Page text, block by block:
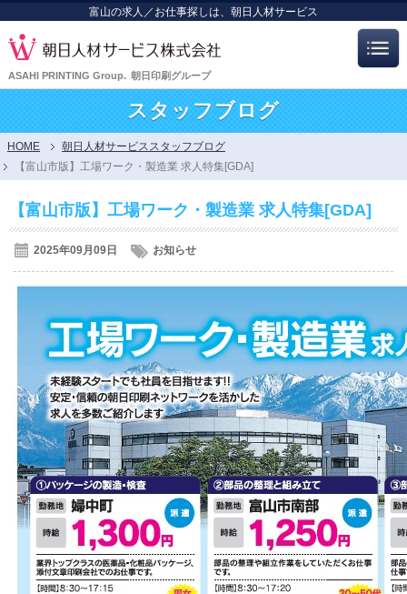
富山の求人／お仕事探しは、朝日人材サービス
ASAHI PRINTING Group. 朝日印刷グループ
スタッフブログ
HOME
朝日人材サービススタッフブログ
【富山市版】工場ワーク・製造業 求人特集[GDA]
【富山市版】工場ワーク・製造業 求人特集[GDA]
2025年09月09日 お知らせ